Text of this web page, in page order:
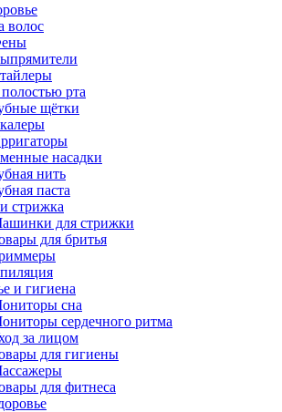
волос
рта
щётки
насадки
нить
паста
стрижка
для стрижки
для бритья
и гигиена
сна
сердечного ритма
за лицом
для гигиены
для фитнеса